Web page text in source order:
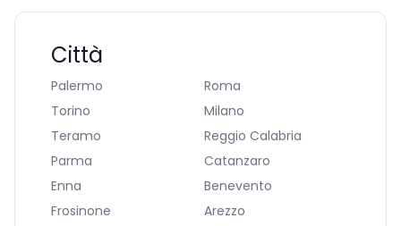
Città
Palermo
Roma
Torino
Milano
Teramo
Reggio Calabria
Parma
Catanzaro
Enna
Benevento
Frosinone
Arezzo